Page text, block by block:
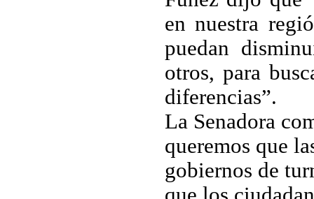
en nuestra
puedan
otros, para
diferencias”.
La Senadora
queremos que
gobiernos de